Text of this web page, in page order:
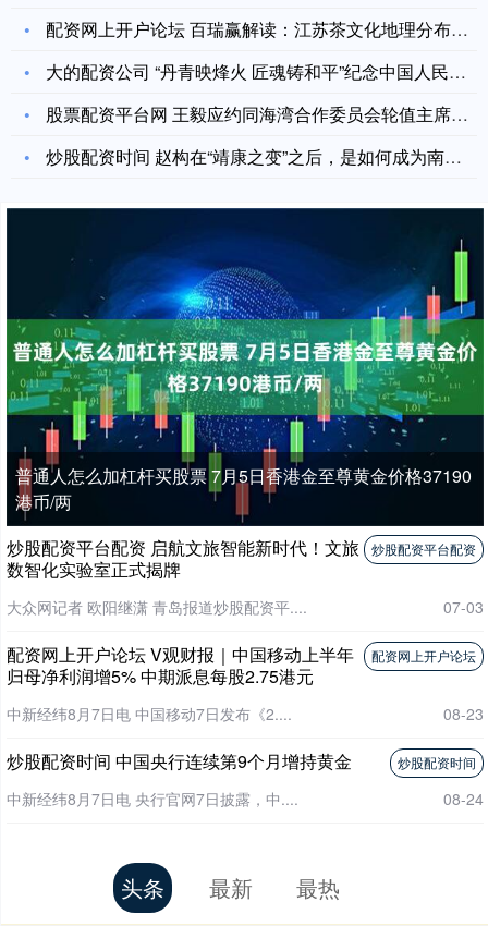
配资网上开户论坛 百瑞赢解读：江苏茶文化地理分布特征
大的配资公司 “丹青映烽火 匠魂铸和平”纪念中国人民抗日战争
股票配资平台网 王毅应约同海湾合作委员会轮值主席、巴林外交大
炒股配资时间 赵构在“靖康之变”之后，是如何成为南宋的第一位
普通人怎么加杠杆买股票 7月5日香港金至尊黄金价格37190
港币/两
炒股配资平台配资
炒股配资平台配资 启航文旅智能新时代！文旅
数智化实验室正式揭牌
大众网记者 欧阳继潇 青岛报道炒股配资平.... 07-03
配资网上开户论坛
配资网上开户论坛 V观财报｜中国移动上半年
归母净利润增5% 中期派息每股2.75港元
中新经纬8月7日电 中国移动7日发布《2.... 08-23
炒股配资时间
炒股配资时间 中国央行连续第9个月增持黄金
中新经纬8月7日电 央行官网7日披露，中.... 08-24
头条 最新 最热